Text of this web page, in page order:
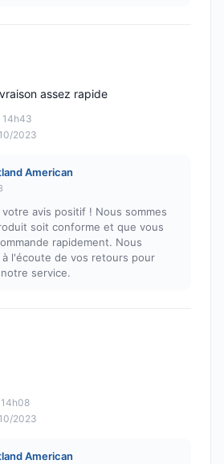
14h43
2023
assez rapide
American
avis positif ! Nous sommes
soit conforme et que vous
rapidement. Nous
l'écoute de vos retours pour
service.
2023
American